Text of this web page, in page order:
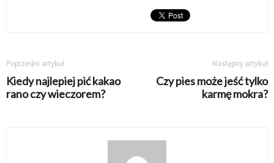
Poprzedni artykuł
Kiedy najlepiej pić kakao
rano czy wieczorem?
Następny artykuł
Czy pies może jeść tylko
karmę mokra?